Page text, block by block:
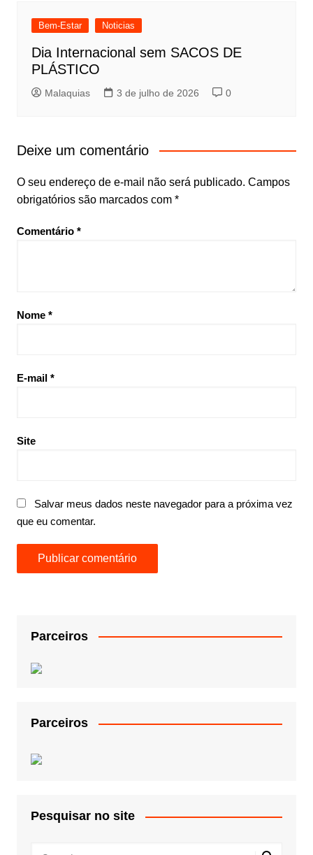
Bem-Estar Noticias
Dia Internacional sem SACOS DE
PLÁSTICO
Malaquias 3 de julho de 2026 0
Deixe um comentário
O seu endereço de e-mail não será publicado. Campos
obrigatórios são marcados com *
Comentário *
Nome *
E-mail *
Site
Salvar meus dados neste navegador para a próxima vez
que eu comentar.
Parceiros
Parceiros
Pesquisar no site